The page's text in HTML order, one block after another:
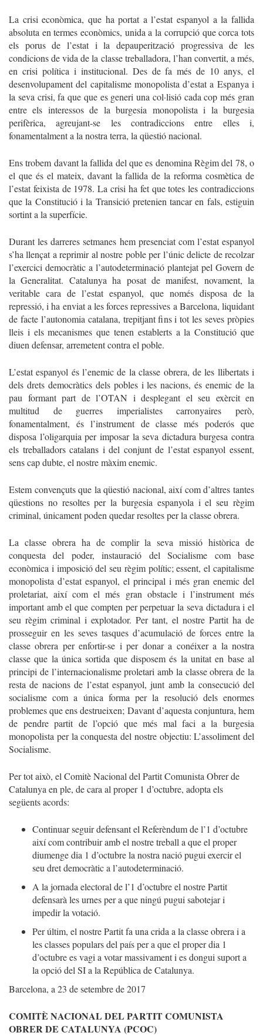
La crisi econòmica, que ha portat a l’estat espanyol a la fallida
absoluta en termes econòmics, unida a la corrupció que corca tots
els porus de l’estat i la depauperització progressiva de les
condicions de vida de la classe treballadora, l’han convertit, a més,
en crisi política i institucional. Des de fa més de 10 anys, el
desenvolupament del capitalisme monopolista d’estat a Espanya i
la seva crisi, fa que que es generi una col·lisió cada cop més gran
entre els interessos de la burgesia monopolista i la burgesia
perifèrica, agreujant-se les contradiccions entre elles i,
fonamentalment a la nostra terra, la qüestió nacional.
Ens trobem davant la fallida del que es denomina Règim del 78, o
el que és el mateix, davant la fallida de la reforma cosmètica de
l’estat feixista de 1978. La crisi ha fet que totes les contradiccions
que la Constitució i la Transició pretenien tancar en fals, estiguin
sortint a la superfície.
Durant les darreres setmanes hem presenciat com l’estat espanyol
s’ha llençat a reprimir al nostre poble per l’únic delicte de recolzar
l’exercici democràtic a l’autodeterminació plantejat pel Govern de
la Generalitat. Catalunya ha posat de manifest, novament, la
veritable cara de l’estat espanyol, que només disposa de la
repressió, i ha enviat a les forces repressives a Barcelona, liquidant
de facte l’autonomia catalana, trepitjant fins i tot les seves pròpies
lleis i els mecanismes que tenen establerts a la Constitució que
diuen defensar, arremetent contra el poble.
L’estat espanyol és l’enemic de la classe obrera, de les llibertats i
dels drets democràtics dels pobles i les nacions, és enemic de la
pau formant part de l’OTAN i desplegant el seu exèrcit en
multitud de guerres imperialistes carronyaires però,
fonamentalment, és l’instrument de classe més poderós que
disposa l’oligarquia per imposar la seva dictadura burgesa contra
els treballadors catalans i del conjunt de l’estat espanyol essent,
sens cap dubte, el nostre màxim enemic.
Estem convençuts que la qüestió nacional, així com d’altres tantes
qüestions no resoltes per la burgesia espanyola i el seu règim
criminal, únicament poden quedar resoltes per la classe obrera.
La classe obrera ha de complir la seva missió històrica de
conquesta del poder, instauració del Socialisme com base
econòmica i imposició del seu règim polític; essent, el capitalisme
monopolista d’estat espanyol, el principal i més gran enemic del
proletariat, així com el més gran obstacle i l’instrument més
important amb el que compten per perpetuar la seva dictadura i el
seu règim criminal i explotador. Per tant, el nostre Partit ha de
prosseguir en les seves tasques d’acumulació de forces entre la
classe obrera per enfortir-se i per donar a conéixer a la nostra
classe que la única sortida que disposem és la unitat en base al
principi de l’internacionalisme proletari amb la classe obrera de la
resta de nacions de l’estat espanyol, junt amb la consecució del
socialisme com a única forma per la resolució dels enormes
problemes que ens destrueixen; Davant d’aquesta conjuntura, hem
de pendre partit de l’opció que més mal faci a la burgesia
monopolista per la conquesta del nostre objectiu: L’assoliment del
Socialisme.
Per tot això, el Comitè Nacional del Partit Comunista Obrer de
Catalunya en ple, de cara al proper 1 d’octubre, adopta els
següents acords:
Continuar seguir defensant el Referèndum de l’1 d’octubre
així com contribuir amb el nostre treball a que el proper
diumenge dia 1 d’octubre la nostra nació pugui exercir el
seu dret democràtic a l’autodeterminació.
A la jornada electoral de l’1 d’octubre el nostre Partit
defensarà les urnes per a que ningú pugui sabotejar i
impedir la votació.
Per últim, el nostre Partit fa una crida a la classe obrera i a
les classes populars del país per a que el proper dia 1
d’octubre es vagi a votar massivament i es dongui suport a
la opció del SI a la República de Catalunya.
Barcelona, a 23 de setembre de 2017
COMITÈ NACIONAL DEL PARTIT COMUNISTA
OBRER DE CATALUNYA (PCOC)